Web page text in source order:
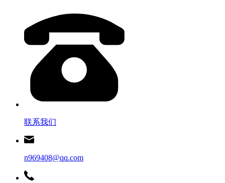
联系我们
n969408@qq.com